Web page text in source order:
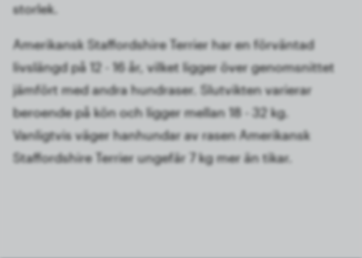
storlek.
Amerikansk Staffordshire Terrier har en förväntad
livslängd på 12 - 16 år, vilket ligger över genomsnittet
jämfört med andra hundraser. Slutvikten varierar
beroende på kön och ligger mellan 18 - 32 kg.
Vanligtvis väger hanhundar av rasen Amerikansk
Staffordshire Terrier ungefär 7 kg mer än tikar.